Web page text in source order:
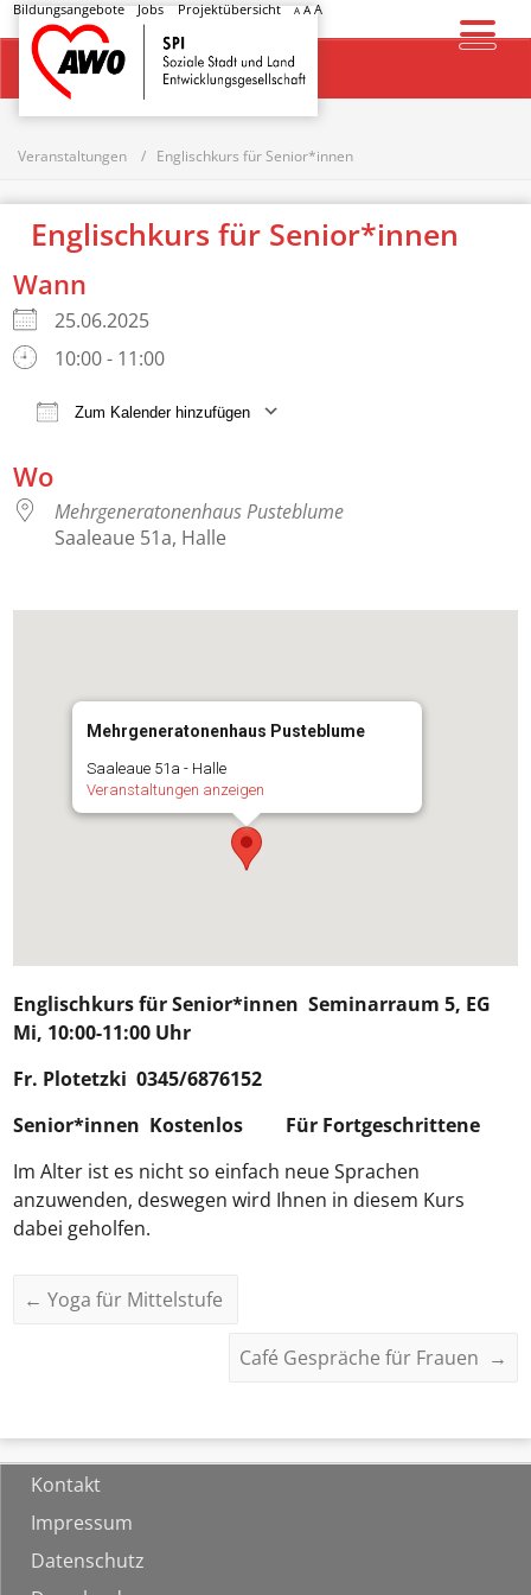
Bildungsangebote Jobs Projektübersicht A AA
Startseite
Veranstaltungen Englischkurs für Senior*innen
Englischkurs für Senior*innen
Wann
25.06.2025
10:00 - 11:00
Zum Kalender hinzufügen
Wo
Mehrgeneratonenhaus Pusteblume
Saaleaue 51a, Halle
Mehrgeneratonenhaus Pusteblume
Saaleaue 51a - Halle
Veranstaltungen anzeigen
Englischkurs für Senior*innenSeminarraum 5, EG
Mi, 10:00-11:00 Uhr
Fr. Plotetzki 0345/6876152
Senior*innen Kostenlos Für Fortgeschrittene
Im Alter ist es nicht so einfach neue Sprachen
anzuwenden, deswegen wird Ihnen in diesem Kurs
dabei geholfen.
← Yoga für Mittelstufe
Café Gespräche für Frauen →
Kontakt
Impressum
Datenschutz